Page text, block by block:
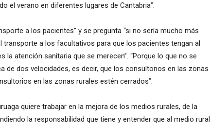
el verano en diferentes lugares de Cantabria”.
a los pacientes” y se pregunta “si no sería mucho más
transporte a los facultativos para que los pacientes tengan al
la atención sanitaria que se merecen”. “Porque lo que no se
de dos velocidades, es decir, que los consultorios en las zonas
en las zonas rurales estén cerrados”.
quiere trabajar en la mejora de los medios rurales, de la
la responsabilidad que tiene y entender que al medio rural